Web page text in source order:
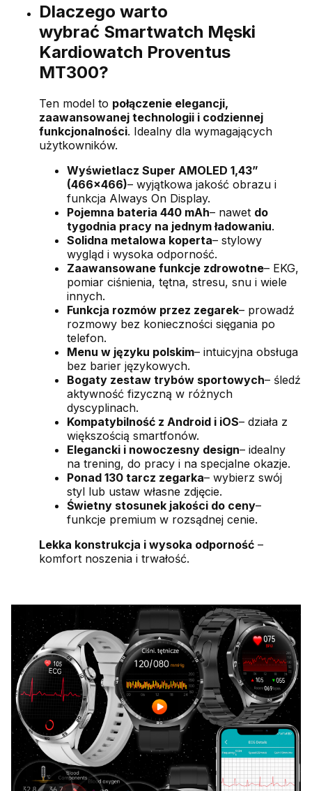
Dlaczego warto
wybrać Smartwatch Męski
Kardiowatch Proventus
MT300?
Ten model to połączenie elegancji,
zaawansowanej technologii i codziennej
funkcjonalności. Idealny dla wymagających
użytkowników.
Wyświetlacz Super AMOLED 1,43”
(466x466)– wyjątkowa jakość obrazu i
funkcja Always On Display.
Pojemna bateria 440 mAh– nawet do
tygodnia pracy na jednym ładowaniu.
Solidna metalowa koperta– stylowy
wygląd i wysoka odporność.
Zaawansowane funkcje zdrowotne– EKG,
pomiar ciśnienia, tętna, stresu, snu i wiele
innych.
Funkcja rozmów przez zegarek– prowadź
rozmowy bez konieczności sięgania po
telefon.
Menu w języku polskim– intuicyjna obsługa
bez barier językowych.
Bogaty zestaw trybów sportowych– śledź
aktywność fizyczną w różnych
dyscyplinach.
Kompatybilność z Android i iOS– działa z
większością smartfonów.
Elegancki i nowoczesny design– idealny
na trening, do pracy i na specjalne okazje.
Ponad 130 tarcz zegarka– wybierz swój
styl lub ustaw własne zdjęcie.
Świetny stosunek jakości do ceny–
funkcje premium w rozsądnej cenie.
Lekka konstrukcja i wysoka odporność –
komfort noszenia i trwałość.